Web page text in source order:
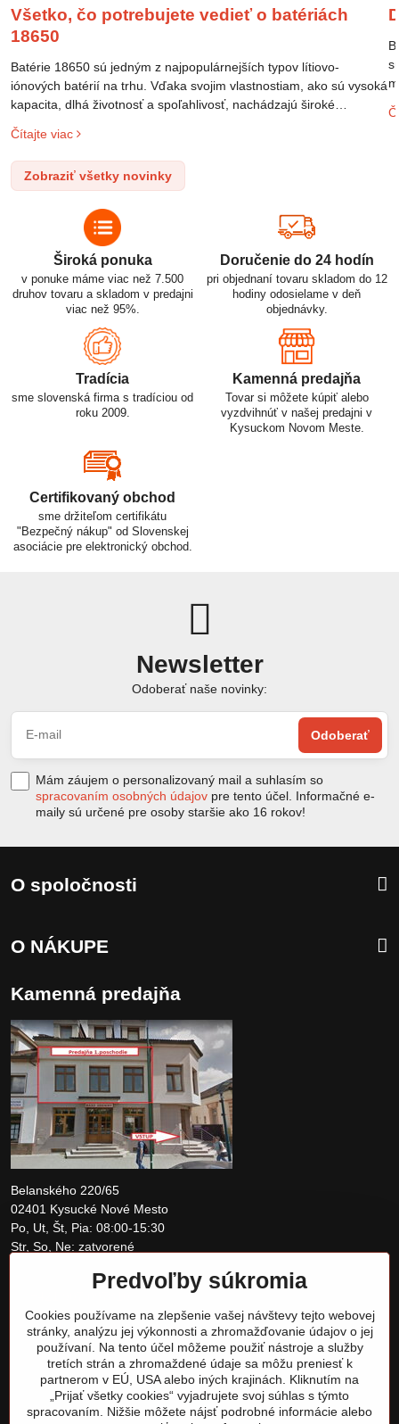
Všetko, čo potrebujete vedieť o batériách
18650
Batérie 18650 sú jedným z najpopulárnejších typov lítiovo-
iónových batérií na trhu. Vďaka svojim vlastnostiam, ako sú vysoká
kapacita, dlhá životnosť a spoľahlivosť, nachádzajú široké
po elektrické vozidlá. Pochopenie ich delenia, označovania a
správneho používania je kľúčom k ich efektívnemu a bezpečnému
využitiu.
Čítajte viac
Zobraziť všetky novinky
Široká ponuka
v ponuke máme viac než 7.500
druhov tovaru a skladom v predajni
viac než 95%.
Doručenie do 24 hodín
pri objednaní tovaru skladom do 12
hodiny odosielame v deň
objednávky.
Tradícia
sme slovenská firma s tradíciou od
roku 2009.
Kamenná predajňa
Tovar si môžete kúpiť alebo
vyzdvihnúť v našej predajni v
Kysuckom Novom Meste.
Certifikovaný obchod
sme držiteľom certifikátu
"Bezpečný nákup" od Slovenskej
asociácie pre elektronický obchod.
Newsletter
Odoberať naše novinky:
Odoberať
Mám záujem o personalizovaný mail a suhlasím so
spracovaním osobných údajov pre tento účel. Informačné e-
maily sú určené pre osoby staršie ako 16 rokov!
O spoločnosti
O NÁKUPE
Kamenná predajňa
Belanského 220/65
02401 Kysucké Nové Mesto
Po, Ut, Št, Pia: 08:00-15:30
Str, So, Ne: zatvorené
obchod@tomshardware.sk
Predvoľby súkromia
Cookies používame na zlepšenie vašej návštevy tejto webovej
stránky, analýzu jej výkonnosti a zhromažďovanie údajov o jej
používaní. Na tento účel môžeme použiť nástroje a služby
tretích strán a zhromaždené údaje sa môžu preniesť k
partnerom v EÚ, USA alebo iných krajinách. Kliknutím na
„Prijať všetky cookies“ vyjadrujete svoj súhlas s týmto
spracovaním. Nižšie môžete nájsť podrobné informácie alebo